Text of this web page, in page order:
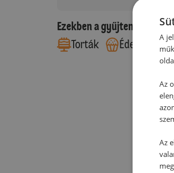
Ezekben a
Torták
Édes
A
Az
Az